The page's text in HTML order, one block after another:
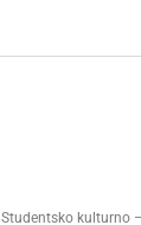
Studentsko kulturno